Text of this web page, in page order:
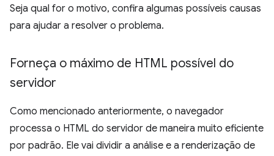
Seja qual for o motivo, confira algumas possíveis causas
para ajudar a resolver o problema.
Forneça o máximo de HTML possível do
servidor
Como mencionado anteriormente, o navegador
processa o HTML do servidor de maneira muito eficiente
por padrão. Ele vai dividir a análise e a renderização de